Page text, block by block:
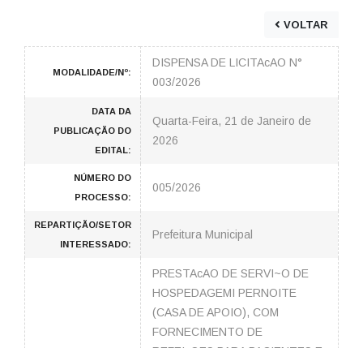
VOLTAR
MODALIDADE/Nº:
DISPENSA DE LICITAcAO N°
003/2026
DATA DA
PUBLICAÇÃO DO
EDITAL:
Quarta-Feira, 21 de Janeiro de
2026
NÚMERO DO
PROCESSO:
005/2026
REPARTIÇÃO/SETOR
INTERESSADO:
Prefeitura Municipal
PRESTAcAO DE SERVI~O DE
HOSPEDAGEMI PERNOITE
(CASA DE APOIO), COM
FORNECIMENTO DE